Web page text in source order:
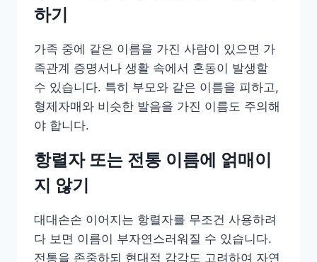
하기
가족 중에 같은 이름을 가진 사람이 있으면 가
족관계 증명서나 생활 속에서 혼동이 발생할
수 있습니다. 특히 부모와 같은 이름을 피하고,
형제자매와 비슷한 발음을 가진 이름도 주의해
야 합니다.
항렬자 또는 전통 이름에 얽매이
지 않기
대대손손 이어지는 항렬자를 무조건 사용하려
다 보면 이름이 부자연스러워질 수 있습니다.
전통을 존중하되 현대적 감각도 고려하여 자연